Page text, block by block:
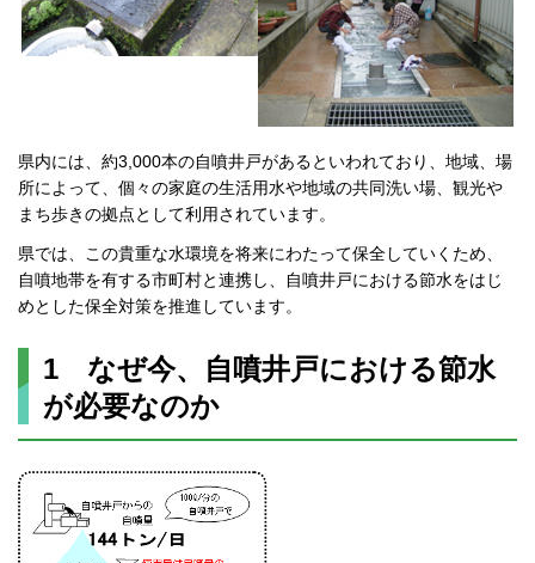
県内には、約3,000本の自噴井戸があるといわれており、地域、場
所によって、個々の家庭の生活用水や地域の共同洗い場、観光や
まち歩きの拠点として利用されています。
県では、この貴重な水環境を将来にわたって保全していくため、
自噴地帯を有する市町村と連携し、自噴井戸における節水をはじ
めとした保全対策を推進しています。
1 なぜ今、自噴井戸における節水
が必要なのか